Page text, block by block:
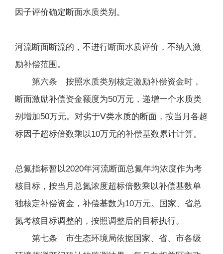
因子评价确定断面水质类别。
河流断面断流的，不进行断面水质评价，不纳入激
励补偿范围。
第六条 按照水质类别核定激励补偿资金时，
断面激励补偿资金额度为50万元，递增一个水质类
别增加50万元。对劣于Ⅴ类水质的断面，按当月各超
标因子超标倍数乘以10万元的补偿基数累计计算。
总氮指标暂以2020年河流断面总氮年均浓度作为考
核目标，按当月总氮浓度超标倍数乘以补偿基数单
独核定补偿资金，补偿基数为10万元。国家、省总
氮考核目标调整的，按照调整后的目标执行。
第七条 市生态环境局依据国家、省、市各级